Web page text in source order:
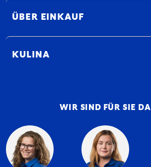
ÜBER EINKAUF
KULINA
WIR SIND FÜR SIE DA